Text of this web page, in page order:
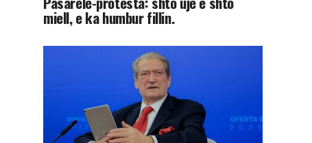
miell, e ka humbur fillin.